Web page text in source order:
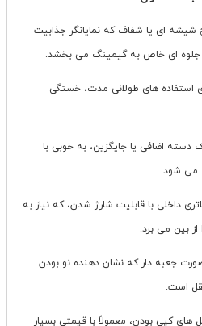
شیشه ای یا شفاف که نمایانگر جذابیت
ای خاص به گیمینگ می بخشد.
گرم، برای استفاده های طولانی مدت، خستگی
دسته اضافی یا جایگزین، به خوبی با
داخلی با قابلیت شارژ شدن، که نیاز به
بین می برد.
جعبه دار که نشان دهنده نو بودن
است.
های کپی بودن، معمولاً با قیمتی بسیار